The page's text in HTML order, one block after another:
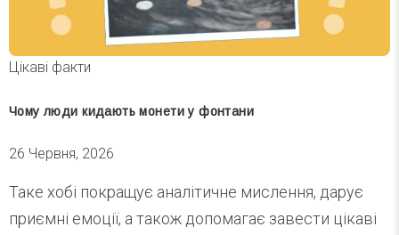
Цікаві факти
Чому люди кидають монети у фонтани
26 Червня, 2026
Таке хобі покращує аналітичне мислення, дарує
приємні емоції, а також допомагає завести цікаві